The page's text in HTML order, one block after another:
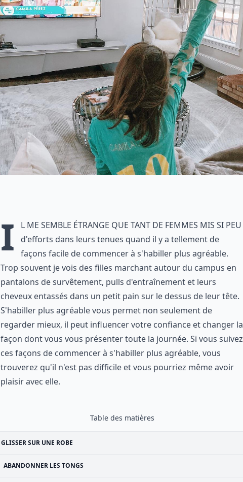
I
l me semble étrange que tant de femmes mis si peu
d'efforts dans leurs tenues quand il y a tellement de
façons facile de commencer à s'habiller plus agréable.
Trop souvent je vois des filles marchant autour du campus en
pantalons de survêtement, pulls d'entraînement et leurs
cheveux entassés dans un petit pain sur le dessus de leur tête.
S'habiller plus agréable vous permet non seulement de
regarder mieux, il peut influencer votre confiance et changer la
façon dont vous vous présenter toute la journée. Si vous suivez
ces façons de commencer à s'habiller plus agréable, vous
trouverez qu'il n'est pas difficile et vous pourriez même avoir
plaisir avec elle.
Table des matières
GLISSER SUR UNE ROBE
ABANDONNER LES TONGS